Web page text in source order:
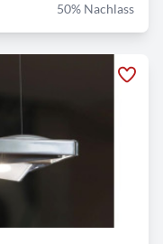
50% Nachlass